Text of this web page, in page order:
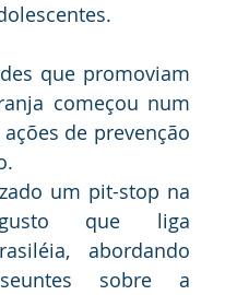
que promoviam
começou num
de prevenção
um pit-stop na
que liga
abordando
sobre a